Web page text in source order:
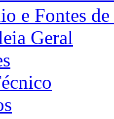
e Fontes de
Geral